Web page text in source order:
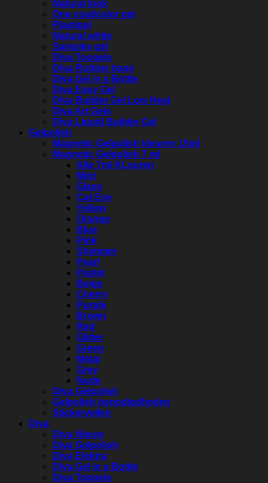
Natural look
One coat/color gel
Plastigel
Natural white
Samples gel
Diva Topgels
Diva Rubber base
Diva Gel in a Bottle
Diva Easy Gel
Diva Builder Gel Low Heat
Diva Art Gels
Diva Liquid Builder Gel
Gelpolish
Magnetic Gelpolish kleuren 15ml
Magnetic Gelpolish 7 ml
Alle 7ml KLeuren
Mint
Glass
Cat Eye
Yellow
Orange
Blue
Pink
Shimmer
Pearl
Pastel
Beige
Cherry
Purple
Brown
Red
Glitter
Green
Metal
Grey
Nude
Diva Gelpolish
Gelpolish benodigdheden
Stickervellen
Diva
Diva Nieuw
Diva Gelpolish
Diva Elektra
Diva Gel in a Bottle
Diva Topgels